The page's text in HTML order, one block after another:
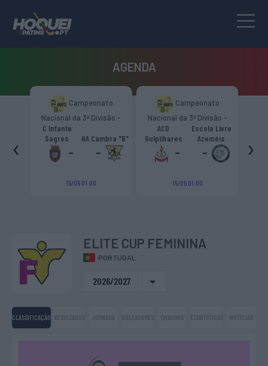
AGENDA
Campeonato
Nacional da 3ª Divisão -
Zona Norte “B”
C Infante
Sagres
-
HA Cambra "B"
-
15/05 01:00
Campeonato
Nacional da 3ª Divisão -
Zona Norte “B”
ACD
Gulpilhares
-
Escola Livre
Azeméis
-
15/05 01:00
‹ ›
ELITE CUP FEMININA
PORTUGAL
2026/2027
CLASSIFICAÇÃO RESULTADOS JORNADA GOLEADORES QUADROS ESTATÍSTICAS NOTICIAS